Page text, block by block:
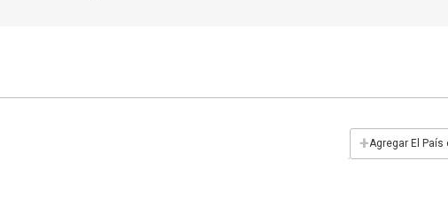
+Agregar El País